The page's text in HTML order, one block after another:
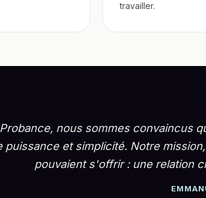
travailler.
nous sommes convaincus
puissance et simplicité. Notre
pouvaient s'offrir : une relation